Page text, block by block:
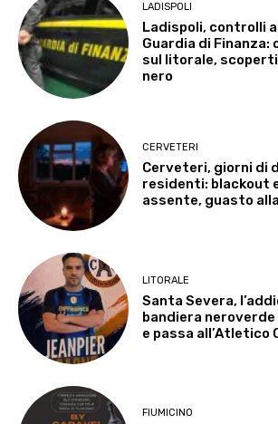
LADISPOLI
Ladispoli, controlli
Guardia di
sul litorale,
nero
CERVETERI
Cerveteri, giorni di
residenti: blackout
assente, guasto
LITORALE
Santa Severa,
bandiera
e passa all’Atletico
FIUMICINO